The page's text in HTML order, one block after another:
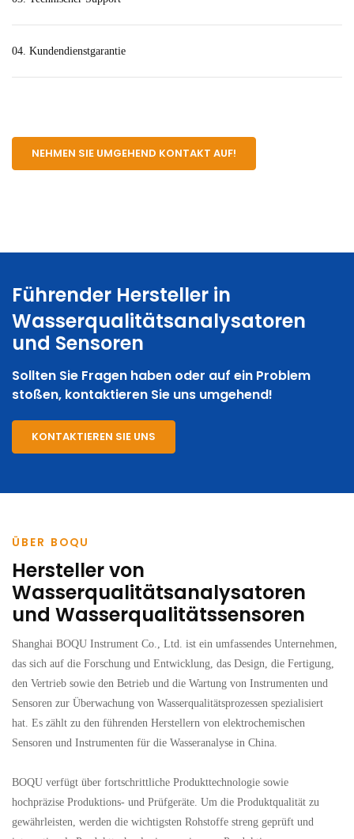
04. Kundendienstgarantie
NEHMEN SIE UMGEHEND KONTAKT AUF!
Führender Hersteller in
Wasserqualitätsanalysatoren
und Sensoren
Sollten Sie Fragen haben oder auf ein Problem
stoßen, kontaktieren Sie uns umgehend!
KONTAKTIEREN SIE UNS
ÜBER BOQU
Hersteller von
Wasserqualitätsanalysatoren
und Wasserqualitätssensoren
Shanghai BOQU Instrument Co., Ltd. ist ein umfassendes Unternehmen,
das sich auf die Forschung und Entwicklung, das Design, die Fertigung,
den Vertrieb sowie den Betrieb und die Wartung von Instrumenten und
Sensoren zur Überwachung von Wasserqualitätsprozessen spezialisiert
hat. Es zählt zu den führenden Herstellern von elektrochemischen
Sensoren und Instrumenten für die Wasseranalyse in China.
BOQU verfügt über fortschrittliche Produkttechnologie sowie
hochpräzise Produktions- und Prüfgeräte. Um die Produktqualität zu
gewährleisten, werden die wichtigsten Rohstoffe streng geprüft und